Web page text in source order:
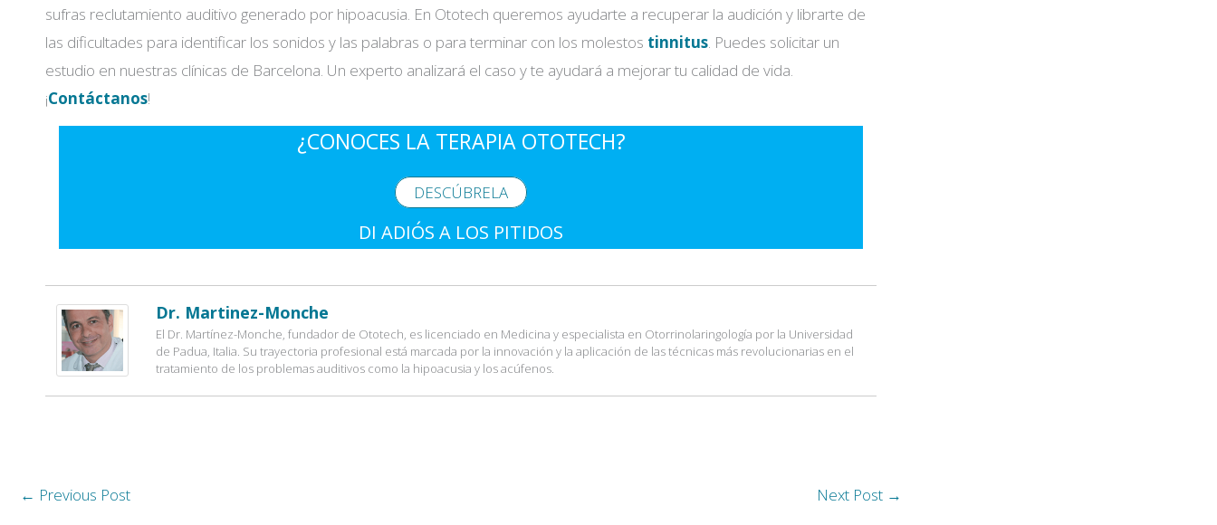
sufras reclutamiento auditivo generado por hipoacusia. En Ototech queremos ayudarte a recuperar la audición y librarte de
las dificultades para identificar los sonidos y las palabras o para terminar con los molestos tinnitus. Puedes solicitar un
estudio en nuestras clínicas de Barcelona. Un experto analizará el caso y te ayudará a mejorar tu calidad de vida.
¡Contáctanos!
¿CONOCES LA TERAPIA OTOTECH?
DESCÚBRELA
DI ADIÓS A LOS PITIDOS
Dr. Martinez-Monche
El Dr. Martínez-Monche, fundador de Ototech, es licenciado en Medicina y especialista en Otorrinolaringología por la Universidad
de Padua, Italia. Su trayectoria profesional está marcada por la innovación y la aplicación de las técnicas más revolucionarias en el
tratamiento de los problemas auditivos como la hipoacusia y los acúfenos.
← Previous Post Next Post →